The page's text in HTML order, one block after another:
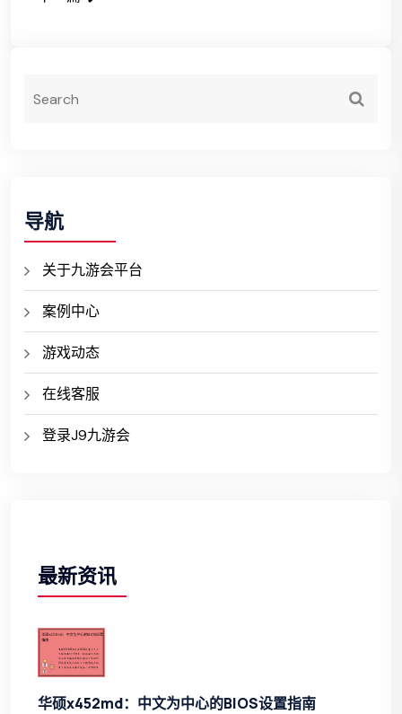
导航
关于九游会平台
案例中心
游戏动态
在线客服
登录J9九游会
最新资讯
华硕x452md：中文为中心的BIOS设置指南